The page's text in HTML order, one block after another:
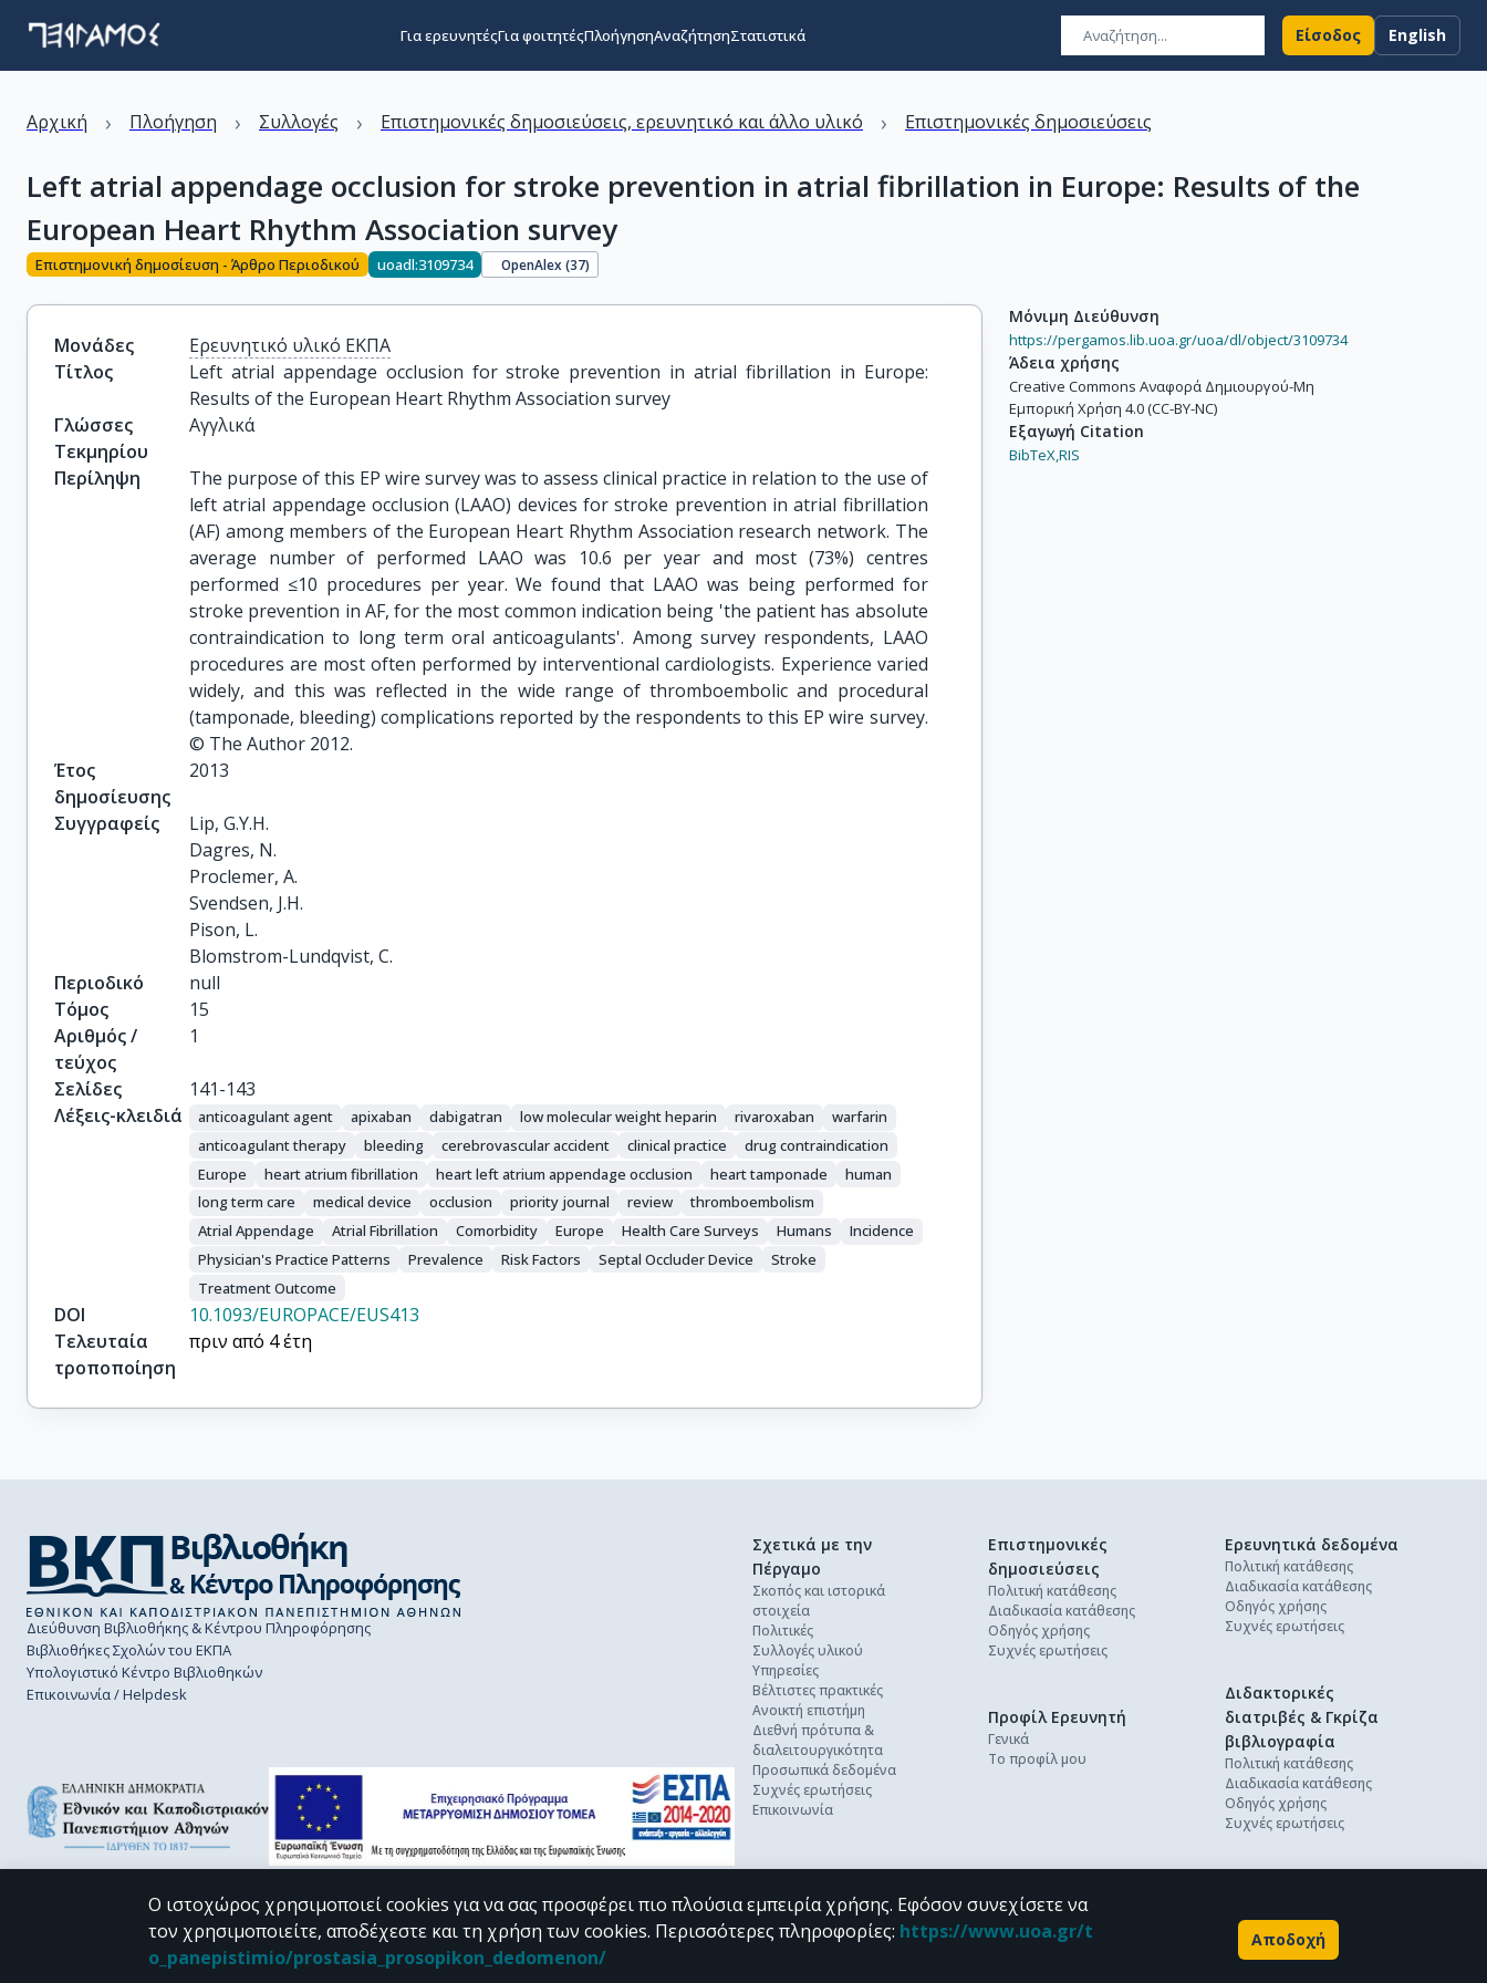
Για ερευνητέςΓια φοιτητέςΠλοήγησηΑναζήτησηΣτατιστικά Είσοδος English
Αρχική › Πλοήγηση › Συλλογές › Επιστημονικές δημοσιεύσεις, ερευνητικό και άλλο υλικό › Επιστημονικές δημοσιεύσεις
Left atrial appendage occlusion for stroke prevention in atrial fibrillation in Europe: Results of the
European Heart Rhythm Association survey
Επιστημονική δημοσίευση - Άρθρο Περιοδικού uoadl:3109734 OpenAlex (37)
Μονάδες
Ερευνητικό υλικό ΕΚΠΑ
Τίτλος
Left atrial appendage occlusion for stroke prevention in atrial fibrillation in Europe:
Results of the European Heart Rhythm Association survey
Γλώσσες
Τεκμηρίου
Αγγλικά
Περίληψη
The purpose of this EP wire survey was to assess clinical practice in relation to the use of
left atrial appendage occlusion (LAAO) devices for stroke prevention in atrial fibrillation
(AF) among members of the European Heart Rhythm Association research network. The
average number of performed LAAO was 10.6 per year and most (73%) centres
performed ≤10 procedures per year. We found that LAAO was being performed for
stroke prevention in AF, for the most common indication being 'the patient has absolute
contraindication to long term oral anticoagulants'. Among survey respondents, LAAO
procedures are most often performed by interventional cardiologists. Experience varied
widely, and this was reflected in the wide range of thromboembolic and procedural
(tamponade, bleeding) complications reported by the respondents to this EP wire survey.
© The Author 2012.
Έτος
δημοσίευσης
2013
Συγγραφείς
Lip, G.Y.H.
Dagres, N.
Proclemer, A.
Svendsen, J.H.
Pison, L.
Blomstrom-Lundqvist, C.
Περιοδικό
null
Τόμος
15
Αριθμός /
τεύχος
1
Σελίδες
141-143
Λέξεις-κλειδιά
anticoagulant agent apixaban dabigatran low molecular weight heparin rivaroxaban
warfarin
anticoagulant therapy
bleeding cerebrovascular accident clinical practice
drug contraindication
Europe
heart atrium fibrillation heart left atrium appendage occlusion heart tamponade
human
long term care
medical device occlusion priority journal review
thromboembolism
Atrial Appendage
Atrial Fibrillation Comorbidity Europe Health Care Surveys Humans
Incidence
Physician's Practice Patterns
Prevalence Risk Factors Septal Occluder Device
Stroke
Treatment Outcome
DOI
10.1093/EUROPACE/EUS413
Τελευταία
τροποποίηση
πριν από 4 έτη
Μόνιμη Διεύθυνση
https://pergamos.lib.uoa.gr/uoa/dl/object/3109734
Άδεια χρήσης
Creative Commons Αναφορά Δημιουργού-Μη
Εμπορική Χρήση 4.0 (CC-BY-NC)
Εξαγωγή Citation
BibTeX,RIS
Διεύθυνση Βιβλιοθήκης & Κέντρου Πληροφόρησης
Βιβλιοθήκες Σχολών του ΕΚΠΑ
Υπολογιστικό Κέντρο Βιβλιοθηκών
Επικοινωνία / Helpdesk
Σχετικά με την
Πέργαμο
Σκοπός και ιστορικά
στοιχεία
Πολιτικές
Συλλογές υλικού
Υπηρεσίες
Βέλτιστες πρακτικές
Ανοικτή επιστήμη
Διεθνή πρότυπα &
διαλειτουργικότητα
Προσωπικά δεδομένα
Συχνές ερωτήσεις
Επικοινωνία
Επιστημονικές
δημοσιεύσεις
Πολιτική κατάθεσης
Διαδικασία κατάθεσης
Οδηγός χρήσης
Συχνές ερωτήσεις
Ερευνητικά δεδομένα
Πολιτική κατάθεσης
Διαδικασία κατάθεσης
Οδηγός χρήσης
Συχνές ερωτήσεις
Διδακτορικές
διατριβές & Γκρίζα
βιβλιογραφία
Πολιτική κατάθεσης
Διαδικασία κατάθεσης
Οδηγός χρήσης
Συχνές ερωτήσεις
Προφίλ Ερευνητή
Γενικά
Το προφίλ μου
CC BY-NC 4.0
Ο ιστοχώρος χρησιμοποιεί cookies για να σας προσφέρει πιο πλούσια εμπειρία χρήσης. Εφόσον συνεχίσετε να
τον χρησιμοποιείτε, αποδέχεστε και τη χρήση των cookies. Περισσότερες πληροφορίες: https://www.uoa.gr/t
o_panepistimio/prostasia_prosopikon_dedomenon/
Αποδοχή